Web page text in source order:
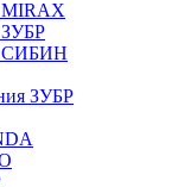
MIRAX
ЗУБР
СИБИН
ЗУБР